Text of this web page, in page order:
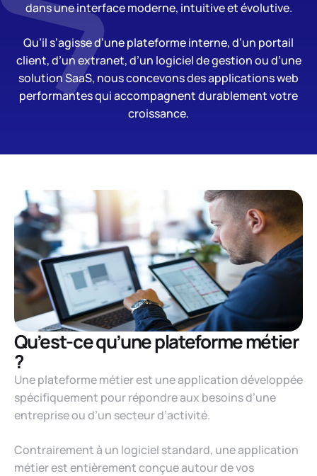
dans une interface moderne, intuitive et évolutive.
Qu’il s’agisse d’une plateforme interne, d’un portail
client, d’un extranet, d’un logiciel de gestion ou d’une
solution SaaS, nous concevons des applications web
performantes qui accompagnent durablement votre
croissance.
Qu’est-ce qu’une plateforme métier
?
Une plateforme métier est une application développée
spécifiquement pour répondre aux besoins d’une
entreprise ou d’un secteur d’activité.
Contrairement à un logiciel standard, une application
métier est entièrement conçue autour de vos